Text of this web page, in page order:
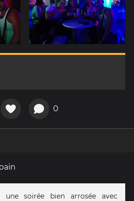
0
une soirée bien arrosée avec